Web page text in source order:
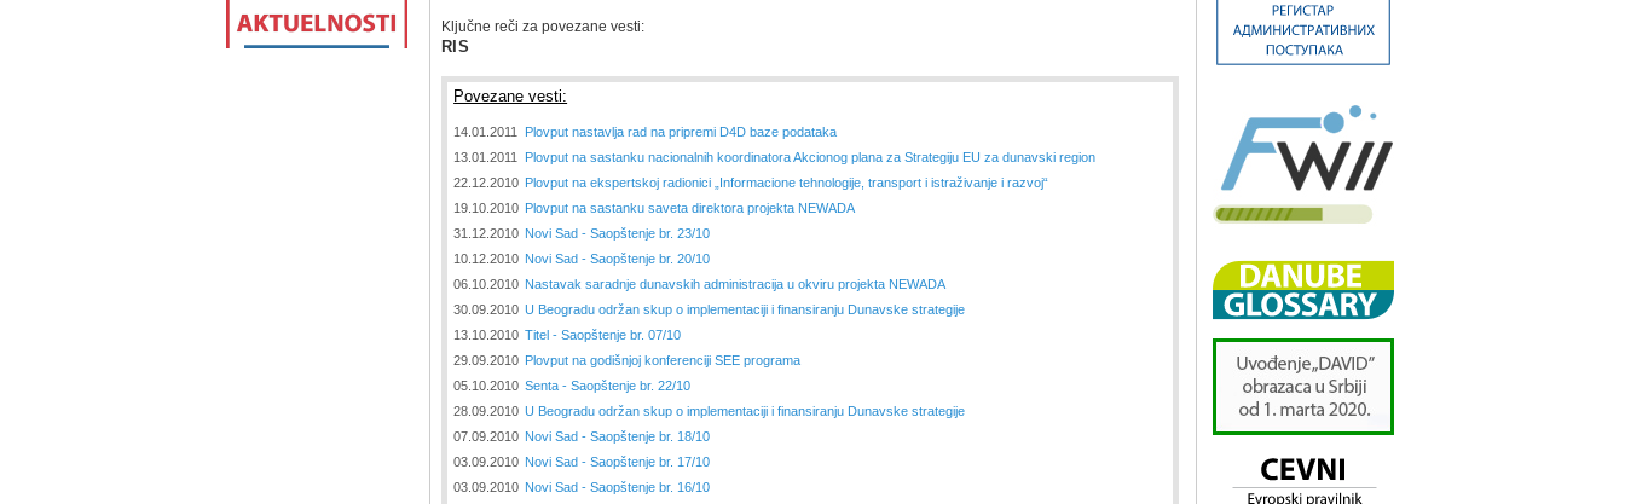
Ključne reči za povezane vesti:
RIS
Povezane vesti:
14.01.2011
Plovput nastavlja rad na pripremi D4D baze podataka
13.01.2011
Plovput na sastanku nacionalnih koordinatora Akcionog plana za Strategiju EU za dunavski region
22.12.2010 Plovput na ekspertskoj radionici „Informacione tehnologije, transport i istraživanje i razvoj“
19.10.2010 Plovput na sastanku saveta direktora projekta NEWADA
31.12.2010 Novi Sad - Saopštenje br. 23/10
10.12.2010 Novi Sad - Saopštenje br. 20/10
06.10.2010 Nastavak saradnje dunavskih administracija u okviru projekta NEWADA
30.09.2010 U Beogradu održan skup o implementaciji i finansiranju Dunavske strategije
13.10.2010 Titel - Saopštenje br. 07/10
29.09.2010 Plovput na godišnjoj konferenciji SEE programa
05.10.2010 Senta - Saopštenje br. 22/10
28.09.2010 U Beogradu održan skup o implementaciji i finansiranju Dunavske strategije
07.09.2010 Novi Sad - Saopštenje br. 18/10
03.09.2010 Novi Sad - Saopštenje br. 17/10
03.09.2010 Novi Sad - Saopštenje br. 16/10